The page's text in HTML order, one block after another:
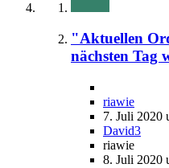
"Aktuellen
nächsten Tag
riawie
7. Juli 2020
David3
riawie
8. Juli 2020